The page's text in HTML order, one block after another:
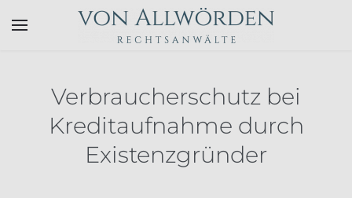
Skip to main content
Verbraucherschutz bei
Kreditaufnahme durch
Existenzgründer